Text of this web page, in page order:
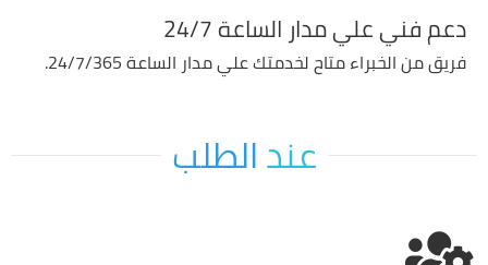
دعم فني علي مدار الساعة 24/7
فريق من الخبراء متاح لخدمتك علي مدار الساعة 24/7/365.
عندالطلب